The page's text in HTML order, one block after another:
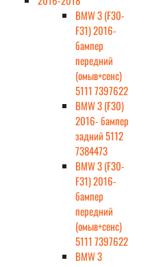
BMW 3 (F30-
F31) 2016-
бампер
передний
(омыв+сенс)
5111 7397622
BMW 3 (F30)
2016- бампер
задний 5112
7384473
BMW 3 (F30-
F31) 2016-
бампер
передний
(омыв+сенс)
5111 7397622
BMW 3